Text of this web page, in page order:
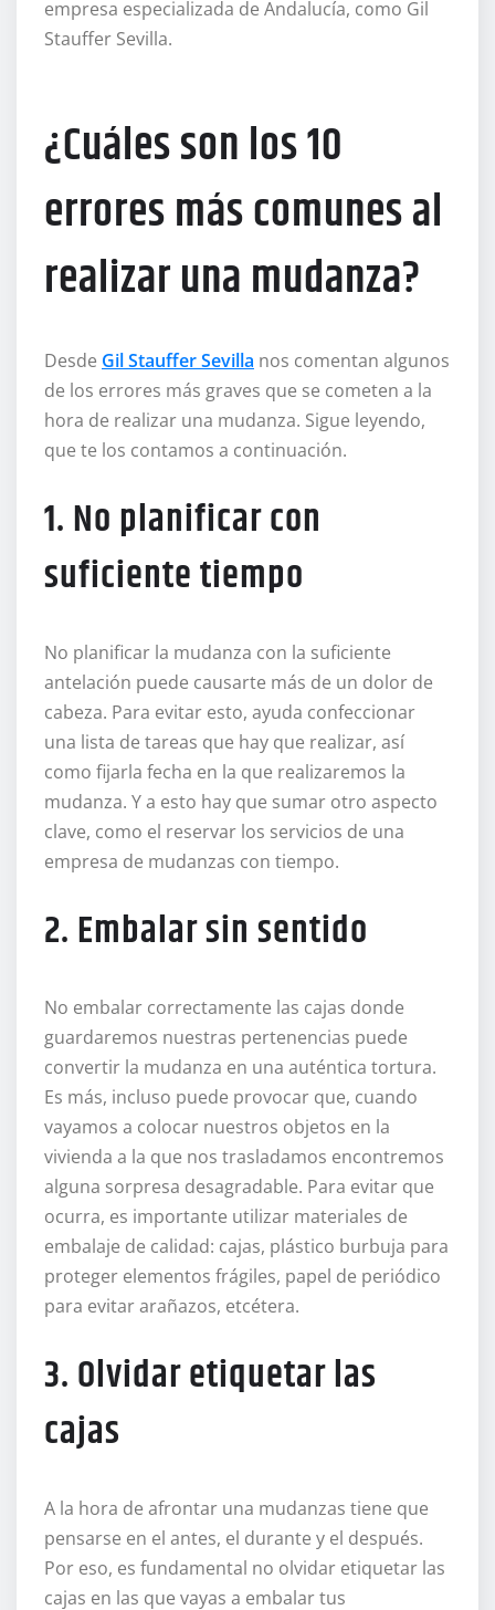
empresa especializada de Andalucía, como Gil
Stauffer Sevilla.
¿Cuáles son los 10
errores más comunes al
realizar una mudanza?
Desde Gil Stauffer Sevilla nos comentan algunos
de los errores más graves que se cometen a la
hora de realizar una mudanza. Sigue leyendo,
que te los contamos a continuación.
1. No planificar con
suficiente tiempo
No planificar la mudanza con la suficiente
antelación puede causarte más de un dolor de
cabeza. Para evitar esto, ayuda confeccionar
una lista de tareas que hay que realizar, así
como fijarla fecha en la que realizaremos la
mudanza. Y a esto hay que sumar otro aspecto
clave, como el reservar los servicios de una
empresa de mudanzas con tiempo.
2. Embalar sin sentido
No embalar correctamente las cajas donde
guardaremos nuestras pertenencias puede
convertir la mudanza en una auténtica tortura.
Es más, incluso puede provocar que, cuando
vayamos a colocar nuestros objetos en la
vivienda a la que nos trasladamos encontremos
alguna sorpresa desagradable. Para evitar que
ocurra, es importante utilizar materiales de
embalaje de calidad: cajas, plástico burbuja para
proteger elementos frágiles, papel de periódico
para evitar arañazos, etcétera.
3. Olvidar etiquetar las
cajas
A la hora de afrontar una mudanzas tiene que
pensarse en el antes, el durante y el después.
Por eso, es fundamental no olvidar etiquetar las
cajas en las que vayas a embalar tus